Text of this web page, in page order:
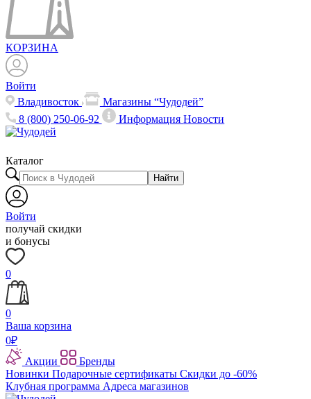
КОРЗИНА
Войти
Владивосток
Магазины “Чудодей”
8 (800) 250-06-92
ИнформацияНовости
Каталог
Найти
Войти
получай скидки
и бонусы
0
0
Ваша корзина
0₽
Акции
Бренды
Новинки Подарочные сертификаты Скидки до -60%
Клубная программа Адреса магазинов